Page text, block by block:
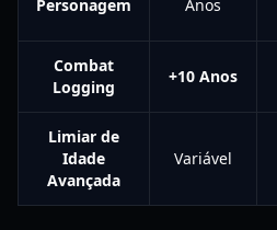
Personagem
Anos
Combat
Logging
+10 Anos
Limiar de
Idade
Avançada
Variável